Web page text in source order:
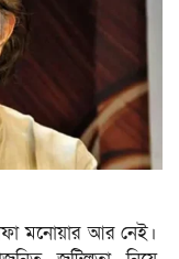
মনোয়ার আর নেই।